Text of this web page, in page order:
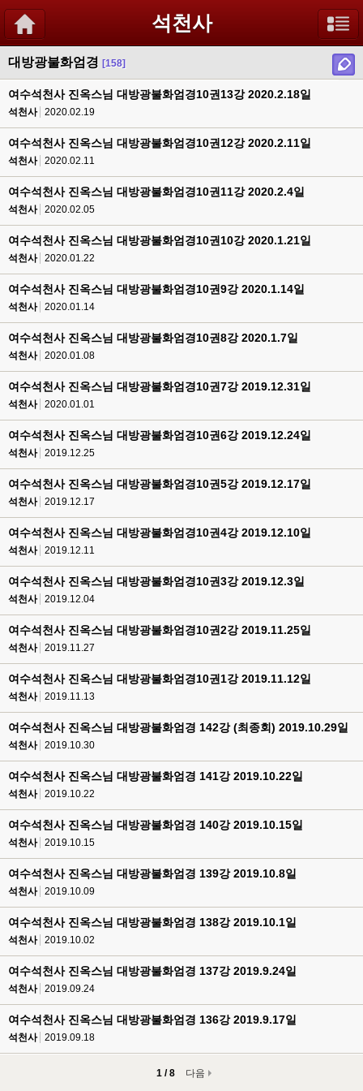
석천사
대방광불화엄경 [158]
여수석천사 진옥스님 대방광불화엄경10권13강 2020.2.18일
석천사 2020.02.19
여수석천사 진옥스님 대방광불화엄경10권12강 2020.2.11일
석천사 2020.02.11
여수석천사 진옥스님 대방광불화엄경10권11강 2020.2.4일
석천사 2020.02.05
여수석천사 진옥스님 대방광불화엄경10권10강 2020.1.21일
석천사 2020.01.22
여수석천사 진옥스님 대방광불화엄경10권9강 2020.1.14일
석천사 2020.01.14
여수석천사 진옥스님 대방광불화엄경10권8강 2020.1.7일
석천사 2020.01.08
여수석천사 진옥스님 대방광불화엄경10권7강 2019.12.31일
석천사 2020.01.01
여수석천사 진옥스님 대방광불화엄경10권6강 2019.12.24일
석천사 2019.12.25
여수석천사 진옥스님 대방광불화엄경10권5강 2019.12.17일
석천사 2019.12.17
여수석천사 진옥스님 대방광불화엄경10권4강 2019.12.10일
석천사 2019.12.11
여수석천사 진옥스님 대방광불화엄경10권3강 2019.12.3일
석천사 2019.12.04
여수석천사 진옥스님 대방광불화엄경10권2강 2019.11.25일
석천사 2019.11.27
여수석천사 진옥스님 대방광불화엄경10권1강 2019.11.12일
석천사 2019.11.13
여수석천사 진옥스님 대방광불화엄경 142강 (최종회) 2019.10.29일
석천사 2019.10.30
여수석천사 진옥스님 대방광불화엄경 141강 2019.10.22일
석천사 2019.10.22
여수석천사 진옥스님 대방광불화엄경 140강 2019.10.15일
석천사 2019.10.15
여수석천사 진옥스님 대방광불화엄경 139강 2019.10.8일
석천사 2019.10.09
여수석천사 진옥스님 대방광불화엄경 138강 2019.10.1일
석천사 2019.10.02
여수석천사 진옥스님 대방광불화엄경 137강 2019.9.24일
석천사 2019.09.24
여수석천사 진옥스님 대방광불화엄경 136강 2019.9.17일
석천사 2019.09.18
1 / 8 다음